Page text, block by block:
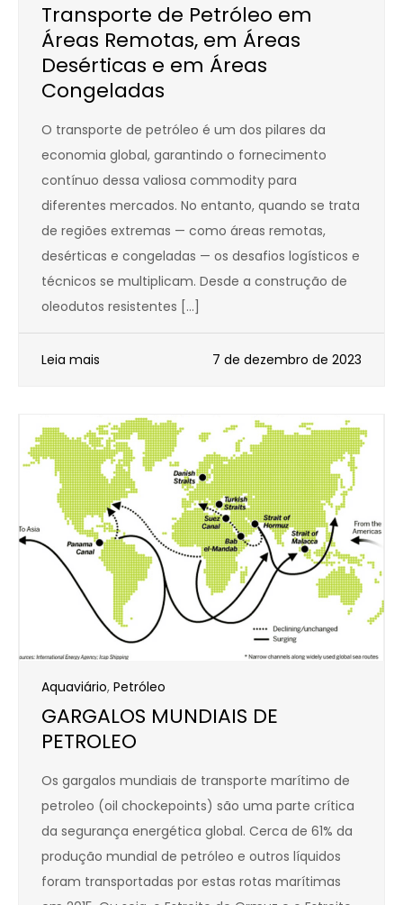
Transporte de Petróleo em
Áreas Remotas, em Áreas
Desérticas e em Áreas
Congeladas
O transporte de petróleo é um dos pilares da
economia global, garantindo o fornecimento
contínuo dessa valiosa commodity para
diferentes mercados. No entanto, quando se trata
de regiões extremas — como áreas remotas,
desérticas e congeladas — os desafios logísticos e
técnicos se multiplicam. Desde a construção de
oleodutos resistentes […]
Leia mais 7 de dezembro de 2023
Aquaviário, Petróleo
GARGALOS MUNDIAIS DE
PETROLEO
Os gargalos mundiais de transporte marítimo de
petroleo (oil chockepoints) são uma parte crítica
da segurança energética global. Cerca de 61% da
produção mundial de petróleo e outros líquidos
foram transportadas por estas rotas marítimas